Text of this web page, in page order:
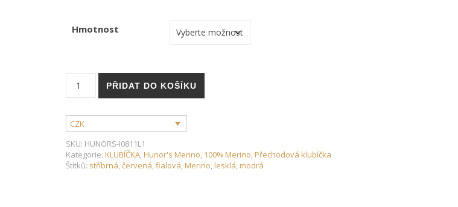
Hmotnost
PŘIDAT DO KOŠÍKU
CZK
SKU: HUNORS-I0811L1
Kategorie: KLUBÍČKA,Hunor's Merino, 100% Merino,Přechodová klubíčka
Štítků: stříbrná,červená,fialová,Merino,lesklá,modrá